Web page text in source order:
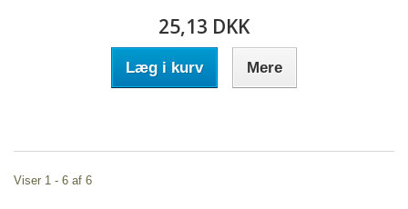
25,13 DKK
Læg i kurv Mere
Viser 1 - 6 af 6